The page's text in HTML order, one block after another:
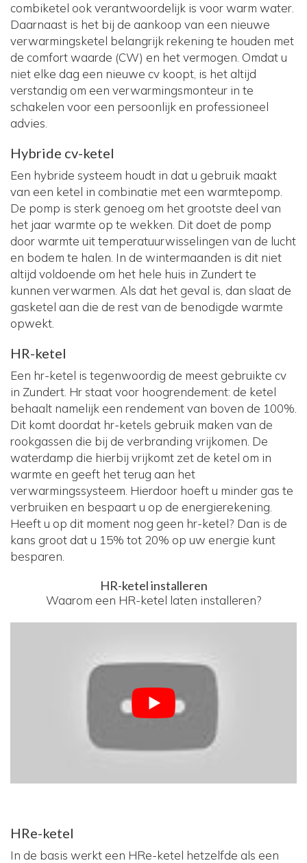
combiketel ook verantwoordelijk is voor warm water.
Daarnaast is het bij de aankoop van een nieuwe
verwarmingsketel belangrijk rekening te houden met
de comfort waarde (CW) en het vermogen. Omdat u
niet elke dag een nieuwe cv koopt, is het altijd
verstandig om een verwarmingsmonteur in te
schakelen voor een persoonlijk en professioneel
advies.
Hybride cv-ketel
Een hybride systeem houdt in dat u gebruik maakt
van een ketel in combinatie met een warmtepomp.
De pomp is sterk genoeg om het grootste deel van
het jaar warmte op te wekken. Dit doet de pomp
door warmte uit temperatuurwisselingen van de lucht
en bodem te halen. In de wintermaanden is dit niet
altijd voldoende om het hele huis in Zundert te
kunnen verwarmen. Als dat het geval is, dan slaat de
gasketel aan die de rest van de benodigde warmte
opwekt.
HR-ketel
Een hr-ketel is tegenwoordig de meest gebruikte cv
in Zundert. Hr staat voor hoogrendement: de ketel
behaalt namelijk een rendement van boven de 100%.
Dit komt doordat hr-ketels gebruik maken van de
rookgassen die bij de verbranding vrijkomen. De
waterdamp die hierbij vrijkomt zet de ketel om in
warmte en geeft het terug aan het
verwarmingssysteem. Hierdoor hoeft u minder gas te
verbruiken en bespaart u op de energierekening.
Heeft u op dit moment nog geen hr-ketel? Dan is de
kans groot dat u 15% tot 20% op uw energie kunt
besparen.
HR-ketel installeren
Waarom een HR-ketel laten installeren?
HRe-ketel
In de basis werkt een HRe-ketel hetzelfde als een